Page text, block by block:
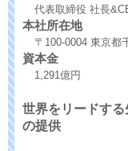
代表取締役 社長
本社所在地
〒100-0004 東京
資本金
1,291億円
世界をリードす
の提供